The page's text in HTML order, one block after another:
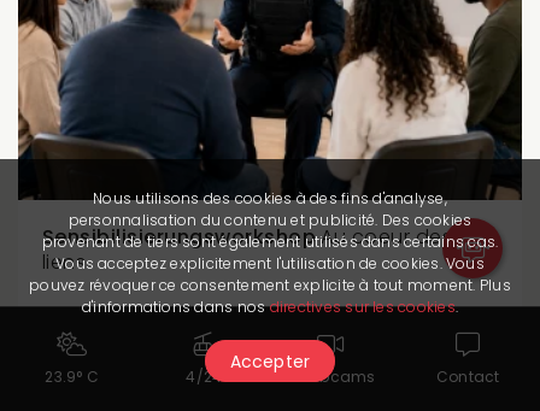
SensibilisierungsworkshopAu coeur des
liens
23.9° C 4/24 Webcams Contact
Nous utilisons des cookies à des fins d'analyse,
personnalisation du contenu et publicité. Des cookies
provenant de tiers sont également utilisés dans certains cas.
Vous acceptez explicitement l'utilisation de cookies. Vous
pouvez révoquer ce consentement explicite à tout moment. Plus
d'informations dans nosdirectives sur les cookies.
Accepter